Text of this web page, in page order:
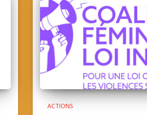
ACTIONS